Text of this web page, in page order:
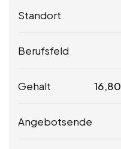
Standort
Berufsfeld
Gehalt 16,80
Angebotsende